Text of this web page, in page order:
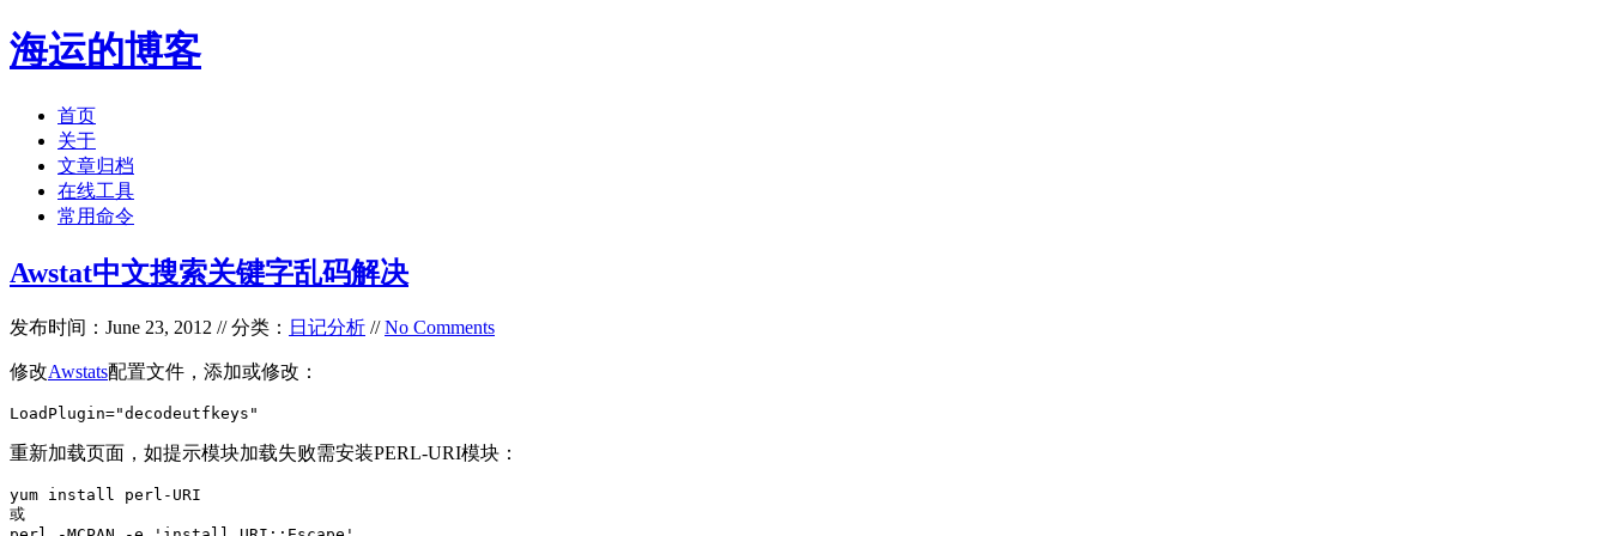
海运的博客
首页
关于
文章归档
在线工具
常用命令
Awstat中文搜索关键字乱码解决
发布时间：June 23, 2012 // 分类： 日记分析 //No Comments
修改Awstats配置文件，添加或修改：
LoadPlugin="decodeutfkeys"
重新加载页面，如提示模块加载失败需安装PERL-URI模块：
yum install perl-URI
或